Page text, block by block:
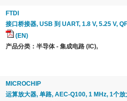
FTDI
接口桥接器, USB 到 UART, 1.8 V, 5.25 V,
(EN)
产品分类：半导体 - 集成电路 (IC),
MICROCHIP
运算放大器, 单路, AEC-Q100, 1 MHz, 1个